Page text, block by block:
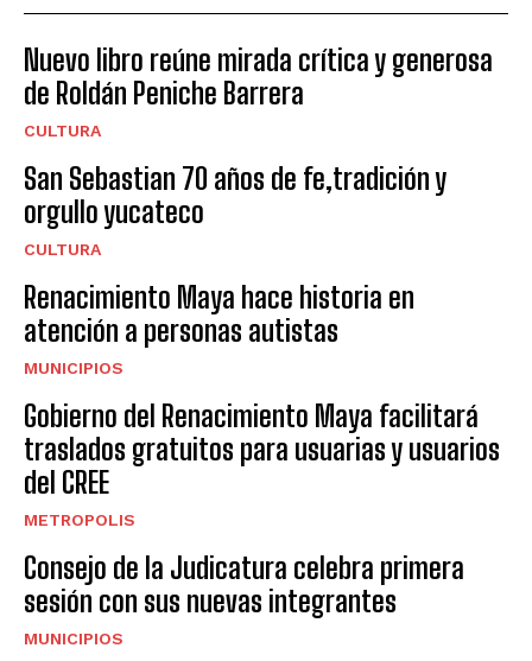
Nuevo libro reúne mirada crítica y generosa
de Roldán Peniche Barrera
CULTURA
San Sebastian 70 años de fe,tradición y
orgullo yucateco
CULTURA
Renacimiento Maya hace historia en
atención a personas autistas
MUNICIPIOS
Gobierno del Renacimiento Maya facilitará
traslados gratuitos para usuarias y usuarios
del CREE
METROPOLIS
Consejo de la Judicatura celebra primera
sesión con sus nuevas integrantes
MUNICIPIOS